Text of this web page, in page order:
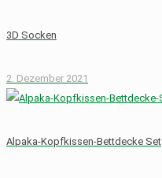
3D Socken
2. Dezember 2021
Alpaka-Kopfkissen-Bettdecke Set